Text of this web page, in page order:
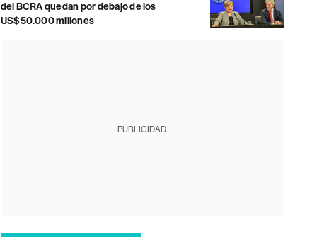
del BCRA quedan por debajo de los
US$50.000 millones
PUBLICIDAD